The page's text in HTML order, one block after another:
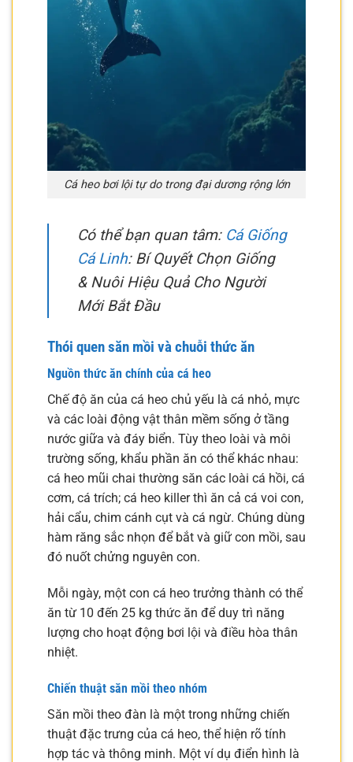
Cá heo bơi lội tự do trong đại dương rộng lớn
Có thể bạn quan tâm: Cá Giống
Cá Linh: Bí Quyết Chọn Giống
& Nuôi Hiệu Quả Cho Người
Mới Bắt Đầu
Thói quen săn mồi và chuỗi thức ăn
Nguồn thức ăn chính của cá heo
Chế độ ăn của cá heo chủ yếu là cá nhỏ, mực
và các loài động vật thân mềm sống ở tầng
nước giữa và đáy biển. Tùy theo loài và môi
trường sống, khẩu phần ăn có thể khác nhau:
cá heo mũi chai thường săn các loài cá hồi, cá
cơm, cá trích; cá heo killer thì ăn cả cá voi con,
hải cẩu, chim cánh cụt và cá ngừ. Chúng dùng
hàm răng sắc nhọn để bắt và giữ con mồi, sau
đó nuốt chửng nguyên con.
Mỗi ngày, một con cá heo trưởng thành có thể
ăn từ 10 đến 25 kg thức ăn để duy trì năng
lượng cho hoạt động bơi lội và điều hòa thân
nhiệt.
Chiến thuật săn mồi theo nhóm
Săn mồi theo đàn là một trong những chiến
thuật đặc trưng của cá heo, thể hiện rõ tính
hợp tác và thông minh. Một ví dụ điển hình là